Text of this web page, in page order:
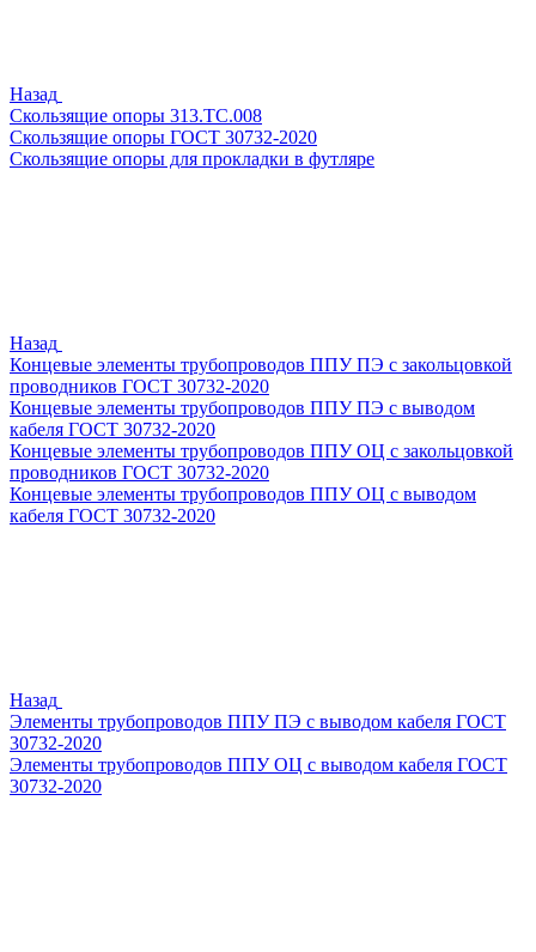
Назад
Скользящие опоры 313.ТС.008
Скользящие опоры ГОСТ 30732-2020
Скользящие опоры для прокладки в футляре
Назад
Концевые элементы трубопроводов ППУ ПЭ с закольцовкой
проводников ГОСТ 30732-2020
Концевые элементы трубопроводов ППУ ПЭ с выводом
кабеля ГОСТ 30732-2020
Концевые элементы трубопроводов ППУ ОЦ с закольцовкой
проводников ГОСТ 30732-2020
Концевые элементы трубопроводов ППУ ОЦ с выводом
кабеля ГОСТ 30732-2020
Назад
Элементы трубопроводов ППУ ПЭ с выводом кабеля ГОСТ
30732-2020
Элементы трубопроводов ППУ ОЦ с выводом кабеля ГОСТ
30732-2020